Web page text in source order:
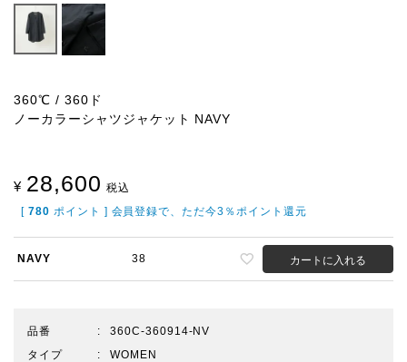
360℃ / 360ド
ノーカラーシャツジャケット NAVY
¥ 28,600 税込
[ 780 ポイント ] 会員登録で、ただ今3％ポイント還元
NAVY 38 カートに入れる
品番
360C-360914-NV
タイプ
WOMEN